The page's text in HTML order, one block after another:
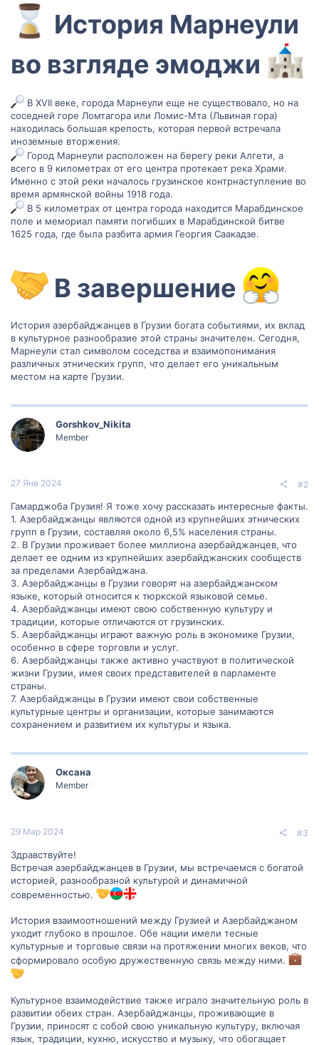
️ История Марнеули
во взгляде эмоджи
В XVII веке, города Марнеули еще не существовало, но на
соседней горе Ломтагора или Ломис-Мта (Львиная гора)
находилась большая крепость, которая первой встречала
иноземные вторжения.
Город Марнеули расположен на берегу реки Алгети, а
всего в 9 километрах от его центра протекает река Храми.
Именно с этой реки началось грузинское контрнаступление во
время армянской войны 1918 года.
В 5 километрах от центра города находится Марабдинское
поле и мемориал памяти погибших в Марабдинской битве
1625 года, где была разбита армия Георгия Саакадзе.
В завершение
История азербайджанцев в Грузии богата событиями, их вклад
в культурное разнообразие этой страны значителен. Сегодня,
Марнеули стал символом соседства и взаимопонимания
различных этнических групп, что делает его уникальным
местом на карте Грузии.
Gorshkov_Nikita
Member
27 Янв 2024 #2
Гамарджоба Грузия! Я тоже хочу рассказать интересные факты.
1. Азербайджанцы являются одной из крупнейших этнических
групп в Грузии, составляя около 6,5% населения страны.
2. В Грузии проживает более миллиона азербайджанцев, что
делает ее одним из крупнейших азербайджанских сообществ
за пределами Азербайджана.
3. Азербайджанцы в Грузии говорят на азербайджанском
языке, который относится к тюркской языковой семье.
4. Азербайджанцы имеют свою собственную культуру и
традиции, которые отличаются от грузинских.
5. Азербайджанцы играют важную роль в экономике Грузии,
особенно в сфере торговли и услуг.
6. Азербайджанцы также активно участвуют в политической
жизни Грузии, имея своих представителей в парламенте
страны.
7. Азербайджанцы в Грузии имеют свои собственные
культурные центры и организации, которые занимаются
сохранением и развитием их культуры и языка.
Оксана
Member
29 Мар 2024 #3
Здравствуйте!
Встречая азербайджанцев в Грузии, мы встречаемся с богатой
историей, разнообразной культурой и динамичной
современностью.
История взаимоотношений между Грузией и Азербайджаном
уходит глубоко в прошлое. Обе нации имели тесные
культурные и торговые связи на протяжении многих веков, что
сформировало особую дружественную связь между ними.
Культурное взаимодействие также играло значительную роль в
развитии обеих стран. Азербайджанцы, проживающие в
Грузии, приносят с собой свою уникальную культуру, включая
язык, традиции, кухню, искусство и музыку, что обогащает